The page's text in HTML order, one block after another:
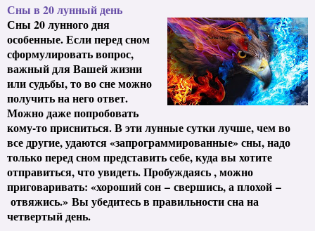
Сны в 20 лунный день
Сны 20 лунного дня
особенные. Если перед сном
сформулировать вопрос,
важный для Вашей жизни
или судьбы, то во сне можно
получить на него ответ.
Можно даже попробовать
кому-то присниться. В эти лунные сутки лучше, чем во
все другие, удаются «запрограммированные» сны, надо
только перед сном представить себе, куда вы хотите
отправиться, что увидеть. Пробуждаясь , можно
приговаривать: «хороший сон – свершись, а плохой –
отвяжись.» Вы убедитесь в правильности сна на
четвертый день.